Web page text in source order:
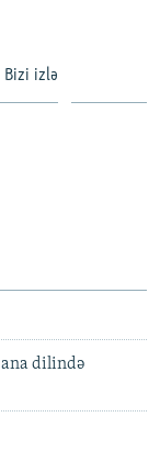
Bizi izlə
dilində